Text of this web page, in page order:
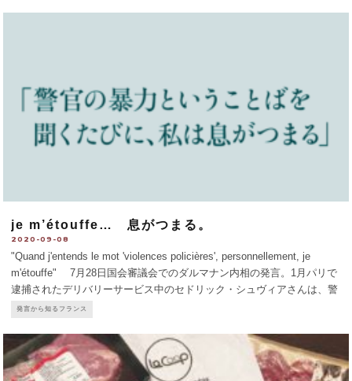
je m’étouffe… 息がつまる。
2020-09-08
"Quand j'entends le mot 'violences policières', personnellement, je
m'étouffe" 7月28日国会審議会でのダルマナン内相の発言。1月パリで
逮捕されたデリバリーサービス中のセドリック・シュヴィアさんは、警
官に地面に押さえつけられ
発言から知るフランス